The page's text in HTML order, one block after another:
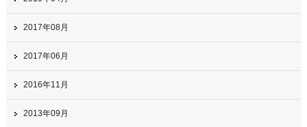
2017年08月
2017年06月
2016年11月
2013年09月